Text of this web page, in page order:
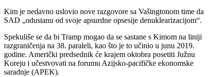
Kim je nedavno uslovio nove razgovore sa Vašingtonom time da
SAD „odustanu od svoje apsurdne opsesije denuklearizacijom“.
Spekuliše se da bi Tramp mogao da se sastane s Kimom na liniji
razgraničenja na 38. paraleli, kao što je to učinio u junu 2019.
godine. Američki predsednik će krajem oktobra posetiti Južnu
Koreju i učestvovati na forumu Azijsko-pacifičke ekonomske
saradnje (APEK).